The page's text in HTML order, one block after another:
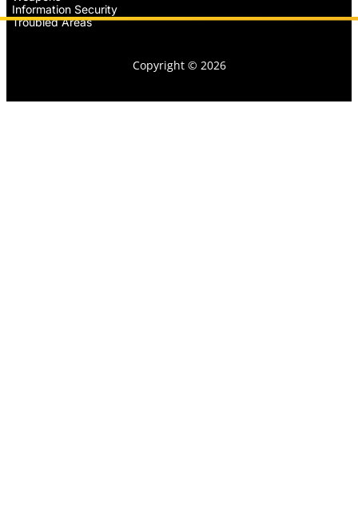
Information Security
Troubled Areas
Copyright © 2026